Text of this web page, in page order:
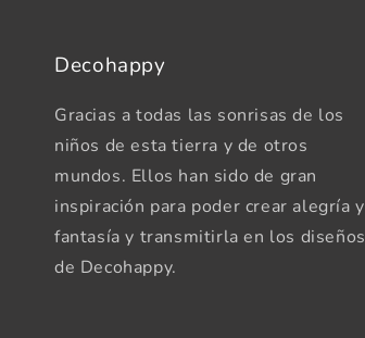
Decohappy
Gracias a todas las sonrisas de los
niños de esta tierra y de otros
mundos. Ellos han sido de gran
inspiración para poder crear alegría y
fantasía y transmitirla en los diseños
de Decohappy.